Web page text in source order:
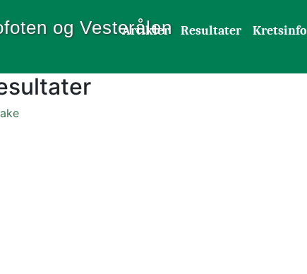
og Vesterålen
Artikler Resultater Kretsinfo